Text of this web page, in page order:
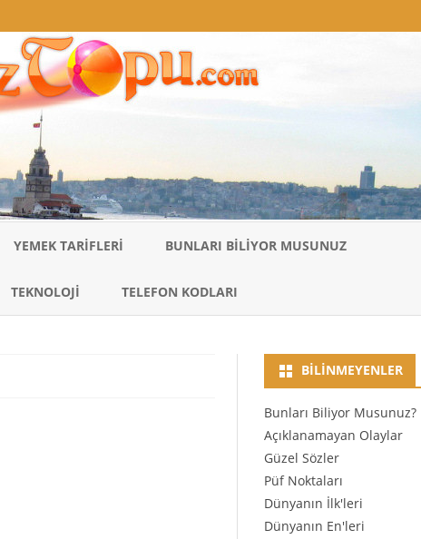
to
YEMEK TARIFLERI BUNLARI BILIYOR MUSUNUZ
TEKNOLOJI TELEFON KODLARI
BILINMEYENLER
Bunları Biliyor Musunuz?
Açıklanamayan Olaylar
Güzel Sözler
Püf Noktaları
Dünyanın İlk'leri
Dünyanın En'leri